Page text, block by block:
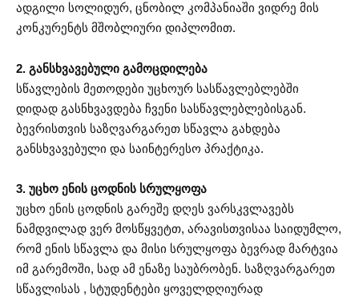
ადგილი სოლიდურ, ცნობილ კომპანიაში ვიდრე მის
კონკურენტს მშობლიური დიპლომით.
2. განსხვავებული გამოცდილება
სწავლების მეთოდები უცხოურ სასწავლებლებში
დიდად გასნხვავდება ჩვენი სასწავლებლებისგან.
ბევრისთვის საზღვარგარეთ სწავლა გახდება
განსხვავებული და საინტერესო პრაქტიკა.
3. უცხო ენის ცოდნის სრულყოფა
უცხო ენის ცოდნის გარეშე დღეს ვარსკვლავებს
ნამდვილად ვერ მოსწყვეტთ, არავისთვისაა საიდუმლო,
რომ ენის სწავლა და მისი სრულყოფა ბევრად მარტვია
იმ გარემოში, სად ამ ენაზე საუბრობენ. საზღვარგარეთ
სწავლისას , სტუდენტები ყოველდღიურად